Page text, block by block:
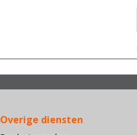
Overige diensten